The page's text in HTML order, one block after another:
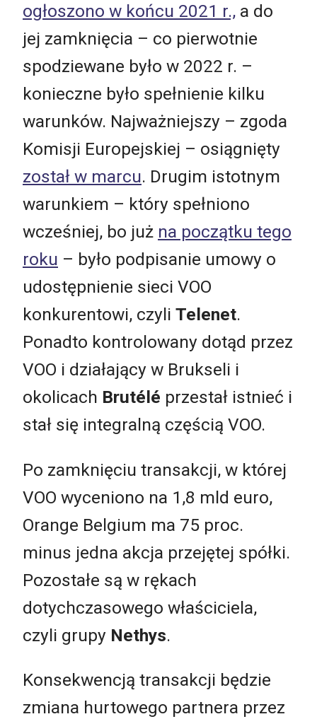
ogłoszono w końcu 2021 r., a do
jej zamknięcia – co pierwotnie
spodziewane było w 2022 r. –
konieczne było spełnienie kilku
warunków. Najważniejszy – zgoda
Komisji Europejskiej – osiągnięty
został w marcu. Drugim istotnym
warunkiem – który spełniono
wcześniej, bo już na początku tego
roku – było podpisanie umowy o
udostępnienie sieci VOO
konkurentowi, czyli Telenet.
Ponadto kontrolowany dotąd przez
VOO i działający w Brukseli i
okolicach Brutélé przestał istnieć i
stał się integralną częścią VOO.
Po zamknięciu transakcji, w której
VOO wyceniono na 1,8 mld euro,
Orange Belgium ma 75 proc.
minus jedna akcja przejętej spółki.
Pozostałe są w rękach
dotychczasowego właściciela,
czyli grupy Nethys.
Konsekwencją transakcji będzie
zmiana hurtowego partnera przez